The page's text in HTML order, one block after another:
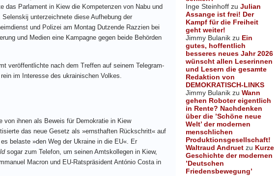
Inge Steinhoff zu Julian
Assange ist frei! Der
Kampf für die Freiheit
geht weiter!
Jimmy Bulanik zu Ein
gutes, hoffentlich
besseres neues Jahr 2026
wünscht allen Leserinnen
und Lesern die gesamte
Redaktion von
DEMOKRATISCH-LINKS
Jimmy Bulanik zu Wann
gehen Roboter eigentlich
in Rente? Nachdenken
über die ’Schöne neue
Welt’ der modernen
menschlichen
Produktionsgesellschaft!
Waltraud Andruet zu Kurze
Geschichte der modernen
’Deutschen
Friedensbewegung’
das Parlament in Kiew die Kompetenzen von Nabu und
unterzeichnete diese Aufhebung der
und Polizei am Montag Dutzende Razzien bei
und Medien eine Kampagne gegen beide Behörden
veröffentlichte nach dem Treffen auf seinem Telegram-
im Interesse des ukrainischen Volkes.
von ihnen als Beweis für Demokratie in Kiew
das neue Gesetz als »ernsthaften Rückschritt« auf
belaste »den Weg der Ukraine in die EU«. Er
sogar zum Telefon, um seinen Amtskollegen in Kiew,
Macron und EU-Ratspräsident António Costa in